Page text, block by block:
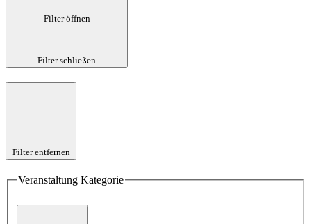
Filter öffnen
Filter schließen
Filter entfernen
Veranstaltung Kategorie